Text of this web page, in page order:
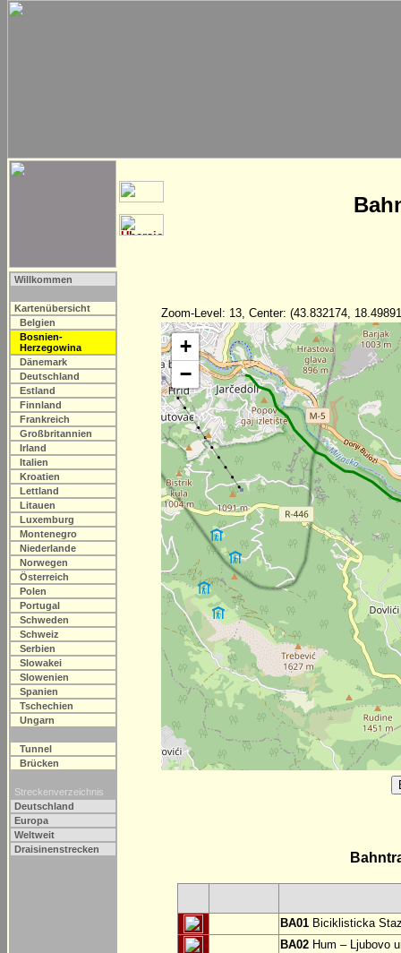
Willkommen
Kartenübersicht
Belgien
Bosnien-
Herzegowina
Dänemark
Deutschland
Estland
Finnland
Frankreich
Großbritannien
Irland
Italien
Kroatien
Lettland
Litauen
Luxemburg
Montenegro
Niederlande
Norwegen
Österreich
Polen
Portugal
Schweden
Schweiz
Serbien
Slowakei
Slowenien
Spanien
Tschechien
Ungarn
Tunnel
Brücken
Streckenverzeichnis
Deutschland
Europa
Weltweit
Draisinenstrecken
Zoom-Level: 13, Center: (43.832174,
+
−
BA01 Biciklisticka
BA02 Hum – Ljubovo